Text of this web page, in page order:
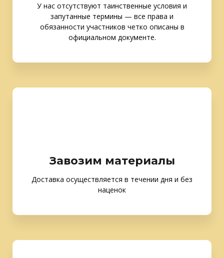
У нас отсутствуют таинственные условия и
запутанные термины — все права и
обязанности участников четко описаны в
официальном документе.
Завозим материалы
Доставка осуществляется в течении дня и без
наценок